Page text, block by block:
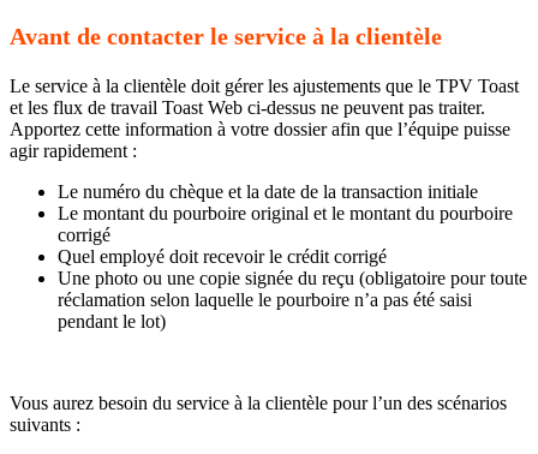
Avant de contacter le service à la clientèle
Le service à la clientèle doit gérer les ajustements que le TPV Toast
et les flux de travail Toast Web ci-dessus ne peuvent pas traiter.
Apportez cette information à votre dossier afin que l’équipe puisse
agir rapidement :
Le numéro du chèque et la date de la transaction initiale
Le montant du pourboire original et le montant du pourboire
corrigé
Quel employé doit recevoir le crédit corrigé
Une photo ou une copie signée du reçu (obligatoire pour toute
réclamation selon laquelle le pourboire n’a pas été saisi
pendant le lot)
Vous aurez besoin du service à la clientèle pour l’un des scénarios
suivants :